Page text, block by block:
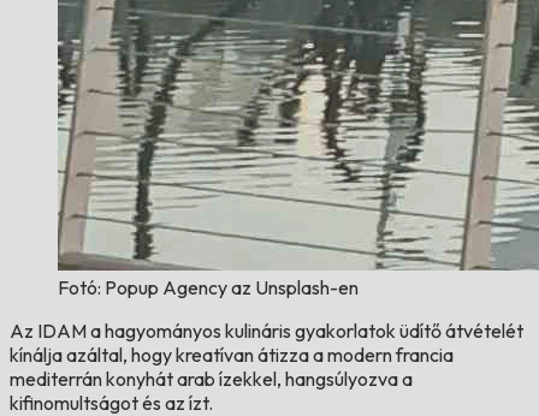
Fotó: Popup Agency az Unsplash-en
Az IDAM a hagyományos kulináris gyakorlatok üdítő átvételét
kínálja azáltal, hogy kreatívan átizza a modern francia
mediterrán konyhát arab ízekkel, hangsúlyozva a
kifinomultságot és az ízt.